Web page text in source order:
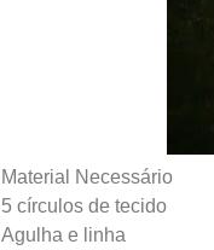
Material Necessário
5 círculos de tecido
Agulha e linha